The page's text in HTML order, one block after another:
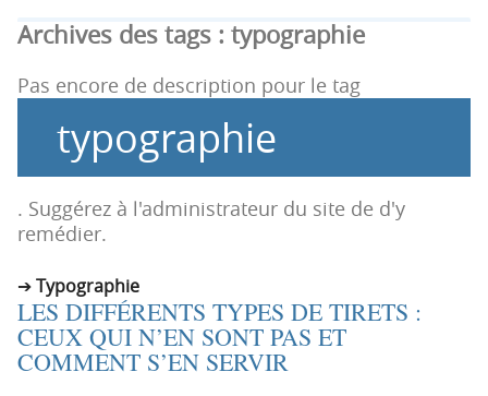
g
a
t
i
p
i
c
i
p
a
r
a
u
c
t
n
Archives des tags : typographie
Pas encore de description pour le tag
typographie
. Suggérez à l'administrateur du site de d'y
remédier.
Typographie
LES DIFFÉRENTS TYPES DE TIRETS :
CEUX QUI N’EN SONT PAS ET
COMMENT S’EN SERVIR